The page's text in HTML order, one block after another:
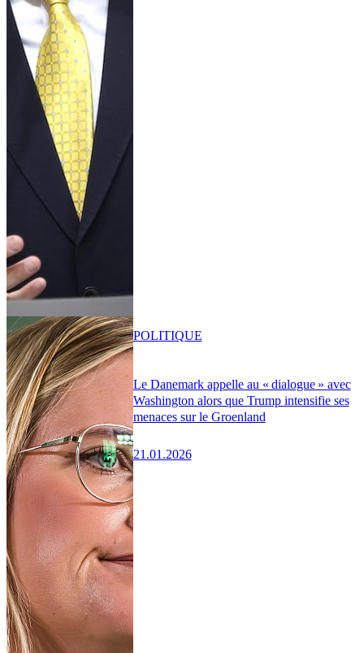
Le Danemark appelle au « dialogue » avec
Washington alors que Trump intensifie ses
menaces sur le Groenland
21.01.2026
POLITIQUE